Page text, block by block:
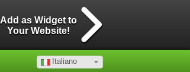
Add as Widget to
Your Website!
Italiano